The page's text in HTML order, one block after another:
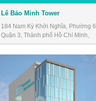
Lê Bảo Minh Tower
184 Nam Kỳ Khởi Nghĩa, Phường 6,
Quận 3, Thành phố Hồ Chí Minh,
Vietnam